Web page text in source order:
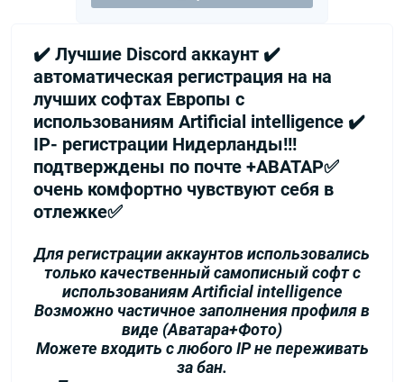
✔️ Лучшие Discord аккаунт ✔️
автоматическая регистрация на на
лучших софтах Европы с
использованиям Artificial intelligence ✔️
IP- регистрации Нидерланды!!!
подтверждены по почте +АВАТАР✅
очень комфортно чувствуют себя в
отлежке✅
Для регистрации аккаунтов использовались
только качественный самописный софт с
использованиям Artificial intelligence
Возможно частичное заполнения профиля в
виде (Аватара+Фото)
Можете входить с любого IP не переживать
за бан.